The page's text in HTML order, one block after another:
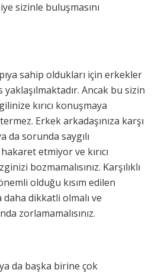
sizinle buluşmasını
sahip oldukları için erkekler
Ancak bu sizin
kırıcı konuşmaya
Erkek arkadaşınıza karşı
da sorunda saygılı
etmiyor ve kırıcı
bozmamalısınız. Karşılıklı
olduğu kısım edilen
dikkatli olmalı ve
zorlamamalısınız.
da başka birine çok